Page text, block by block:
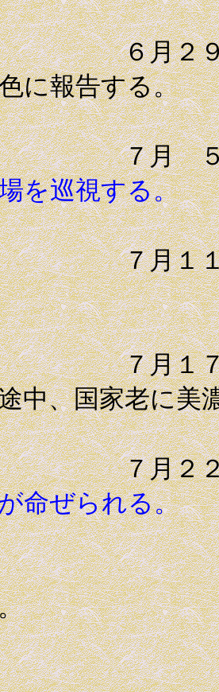
９日 高
に報告する。
を巡視する。
１日 揖
７日 薩
中、国家老に美
２
命ぜられる。
薩摩
靱負